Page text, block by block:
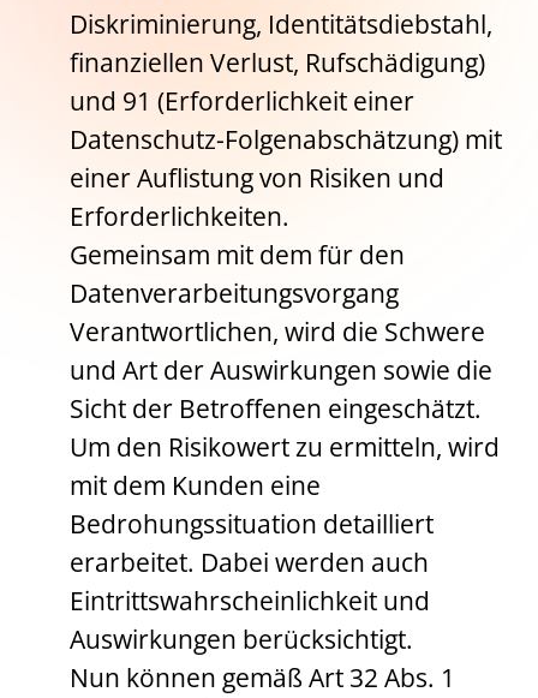
Diskriminierung, Identitätsdiebstahl,
finanziellen Verlust, Rufschädigung)
und 91 (Erforderlichkeit einer
Datenschutz-Folgenabschätzung) mit
einer Auflistung von Risiken und
Erforderlichkeiten.
Gemeinsam mit dem für den
Datenverarbeitungsvorgang
Verantwortlichen, wird die Schwere
und Art der Auswirkungen sowie die
Sicht der Betroffenen eingeschätzt.
Um den Risikowert zu ermitteln, wird
mit dem Kunden eine
Bedrohungssituation detailliert
erarbeitet. Dabei werden auch
Eintrittswahrscheinlichkeit und
Auswirkungen berücksichtigt.
Nun können gemäß Art 32 Abs. 1